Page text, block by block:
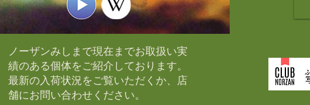
ノーザンみしまで現在までお取扱い実
績のある個体をご紹介しております。​
最新の入荷状況をご覧いただくか、店
舗にお問い合わせください。​